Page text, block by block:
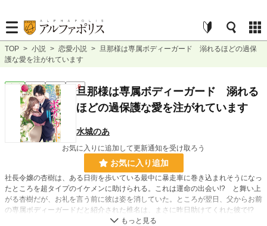
TOP > 小説 > 恋愛小説 > 旦那様は専属ボディーガード 溺れるほどの過保
護な愛を注がれています
恋愛 完結 長編 R18旦那様は専属ボディーガード 溺れる
ほどの過保護な愛を注がれています
水城のあ
お気に入りに追加して更新通知を受け取ろう
お気に入り追加
社長令嬢の杏樹は、ある日街を歩いている最中に暴走車に巻き込まれそうになっ
たところを超タイプのイケメンに助けられる。これは運命の出会い!? と舞い上
がる杏樹だが、お礼を言う前に彼は姿を消していた。ところが翌日、父からお前
の専属ボディーガードだと紹介された椎名は、まさに昨日助けてくれた彼で!?
いつも思わせぶりな態度を取った かと思えば揶揄うばかりの俺様な彼に反発